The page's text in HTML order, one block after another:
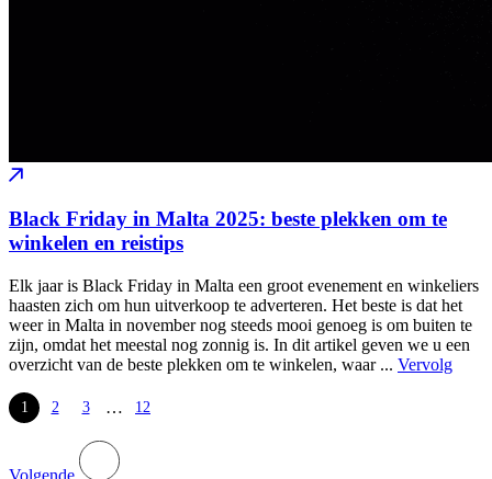
Black Friday in Malta 2025: beste plekken om te
winkelen en reistips
Elk jaar is Black Friday in Malta een groot evenement en winkeliers
haasten zich om hun uitverkoop te adverteren. Het beste is dat het
weer in Malta in november nog steeds mooi genoeg is om buiten te
zijn, omdat het meestal nog zonnig is. In dit artikel geven we u een
overzicht van de beste plekken om te winkelen, waar ... Vervolg
1 2 3 … 12
Volgende